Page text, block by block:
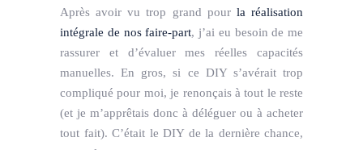
Après avoir vu trop grand pour la réalisation
intégrale de nos faire-part, j’ai eu besoin de me
rassurer et d’évaluer mes réelles capacités
manuelles. En gros, si ce DIY s’avérait trop
compliqué pour moi, je renonçais à tout le reste
(et je m’apprêtais donc à déléguer ou à acheter
tout fait). C’était le DIY de la dernière chance,